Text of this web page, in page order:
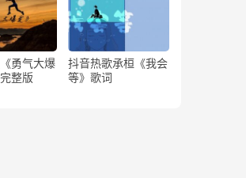
勇气大爆
整版
抖音热歌承桓《我会
等》歌词